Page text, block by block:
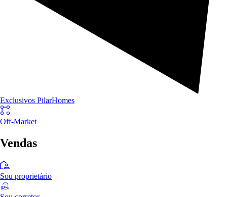
Exclusivos PilarHomes
Off-Market
Vendas
Sou proprietário